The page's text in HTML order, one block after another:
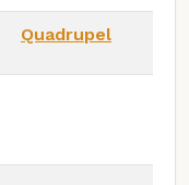
Quadrupel